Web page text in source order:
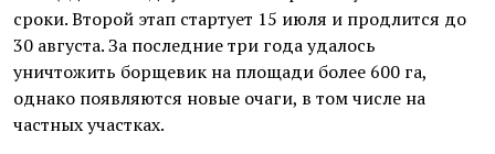
сроки. Второй этап стартует 15 июля и продлится до
30 августа. За последние три года удалось
уничтожить борщевик на площади более 600 га,
однако появляются новые очаги, в том числе на
частных участках.